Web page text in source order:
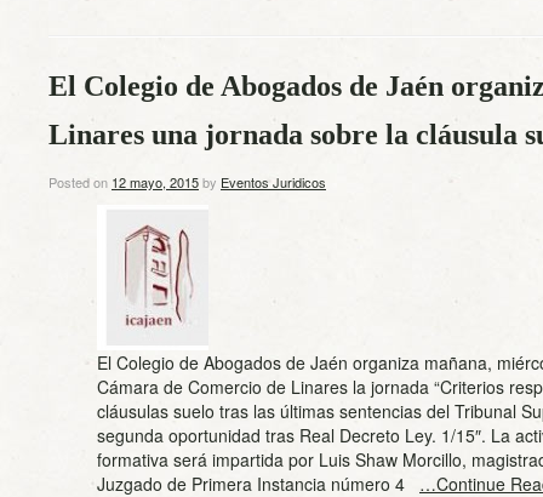
El Colegio de Abogados de Jaén
Linares una jornada sobre la cláusula
Posted on 12 mayo, 2015by Eventos Juridicos
El Colegio de Abogados de Jaén organiza mañana,
Cámara de Comercio de Linares la jornada “Criterios
cláusulas suelo tras las últimas sentencias del Tribunal
segunda oportunidad tras Real Decreto Ley. 1/15″. La
formativa será impartida por Luis Shaw Morcillo,
Juzgado de Primera Instancia número 4 …Continue